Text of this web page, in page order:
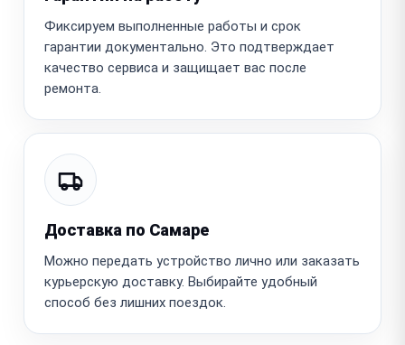
Фиксируем выполненные работы и срок
гарантии документально. Это подтверждает
качество сервиса и защищает вас после
ремонта.
Доставка по Самаре
Можно передать устройство лично или заказать
курьерскую доставку. Выбирайте удобный
способ без лишних поездок.